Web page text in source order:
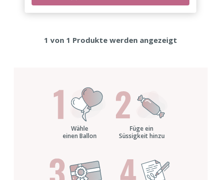
1 von 1 Produkte werden angezeigt
Wähle
einen Ballon
Füge ein
Süssigkeit hinzu